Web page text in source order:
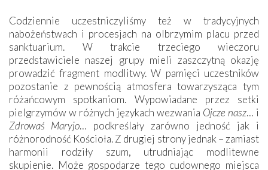
Codziennie uczestniczyliśmy też w tradycyjnych
nabożeństwach i procesjach na olbrzymim placu przed
sanktuarium. W trakcie trzeciego wieczoru
przedstawiciele naszej grupy mieli zaszczytną okazję
prowadzić fragment modlitwy. W pamięci uczestników
pozostanie z pewnością atmosfera towarzysząca tym
różańcowym spotkaniom. Wypowiadane przez setki
pielgrzymów w różnych językach wezwania Ojcze nasz… i
Zdrowaś Maryjo… podkreślały zarówno jedność jak i
różnorodność Kościoła. Z drugiej strony jednak – zamiast
harmonii rodziły szum, utrudniając modlitewne
skupienie. Może gospodarze tego cudownego miejsca